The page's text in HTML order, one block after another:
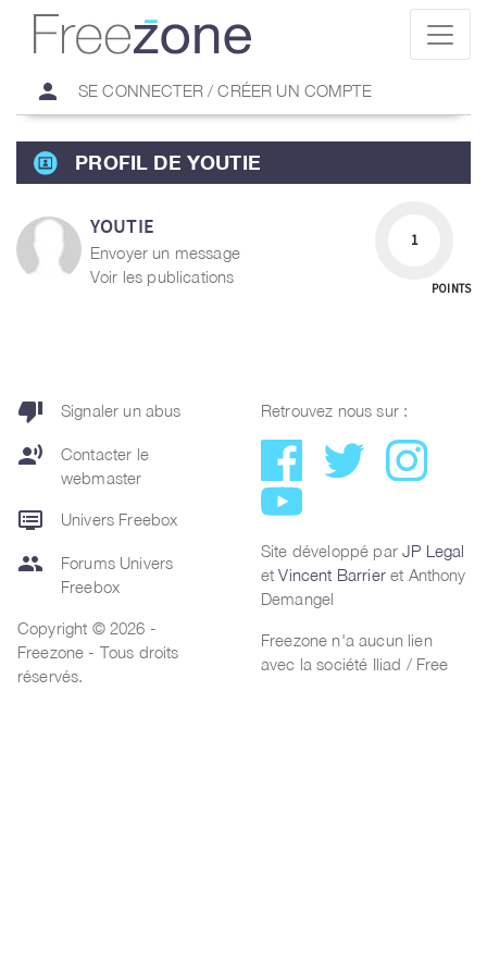
person SE CONNECTER / CRÉER UN COMPTE
PROFIL DE YOUTIE
YOUTIE
Envoyer un message
Voir les publications
1
POINTS
thumb_down Signaler un abus
record_voice_over
Contacter le
webmaster
dvr Univers Freebox
group
Forums Univers
Freebox
Copyright © 2026 -
Freezone - Tous droits
réservés.
Retrouvez nous sur :
Site développé parJP Legal
etVincent Barrieret Anthony
Demangel
Freezone n'a aucun lien
avec la société Iliad / Free